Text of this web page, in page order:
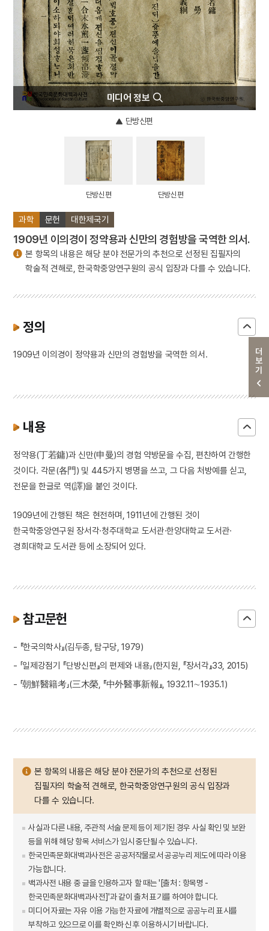
더보기
과학 문헌 대한제국기
1909년 이의경이 정약용과 신만의 경험방을 국역한 의서.
미디어 정보
단방신편
단방신편 단방신편
본 항목의 내용은 해당 분야 전문가의 추천으로 선정된 집필자의
학술적 견해로, 한국학중앙연구원의 공식 입장과 다를 수 있습니다.
정의
1909년 이의경이 정약용과 신만의 경험방을 국역한 의서.
내용
정약용(丁若鏞)과 신만(申曼)의 경험 약방문을 수집, 편찬하여 간행한
것이다. 각문(各門) 및 445가지 병명을 쓰고, 그 다음 처방예를 싣고,
전문을 한글로 역(譯)을 붙인 것이다.
1909년에 간행된 책은 현전하며, 1911년에 간행된 것이
한국학중앙연구원 장서각·청주대학교 도서관·한양대학교 도서관·
경희대학교 도서관 등에 소장되어 있다.
참고문헌
- 『한국의학사』(김두종, 탐구당, 1979)
- 「일제강점기 『단방신편』의 편제와 내용」(한지원, 『장서각』33, 2015)
- 「朝鮮醫籍考」(三木榮, 『中外醫事新報』, 1932.11∼1935.1)
본 항목의 내용은 해당 분야 전문가의 추천으로 선정된
집필자의 학술적 견해로, 한국학중앙연구원의 공식 입장과
다를 수 있습니다.
사실과 다른 내용, 주관적 서술 문제 등이 제기된 경우 사실 확인 및 보완
등을 위해 해당 항목 서비스가 임시 중단될 수 있습니다.
한국민족문화대백과사전은 공공저작물로서 공공누리 제도에 따라 이용
가능합니다.
백과사전 내용 중 글을 인용하고자 할 때는 '[출처 : 항목명 -
한국민족문화대백과사전]'과 같이 출처 표기를 하여야 합니다.
미디어 자료는 자유 이용 가능한 자료에 개별적으로 공공누리 표시를
부착하고 있으므로 이를 확인하신 후 이용하시기 바랍니다.